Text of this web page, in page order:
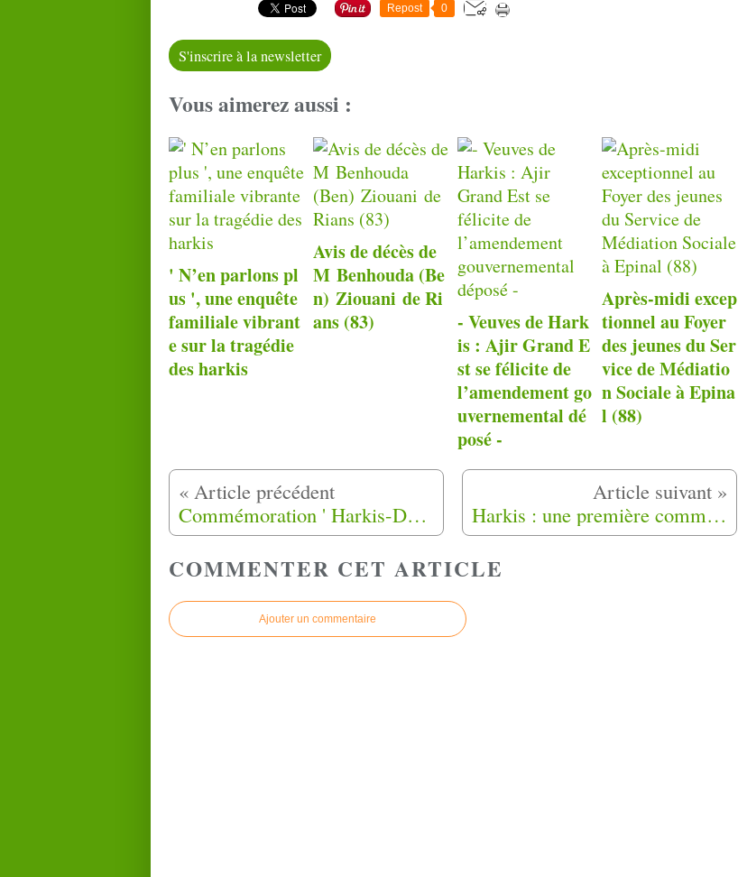
Repost 0
S'inscrire à la newsletter
Vous aimerez aussi :
' N’en parlons pl
us ', une enquête
familiale vibrant
e sur la tragédie
des harkis
Avis de décès de
M Benhouda (Be
n) Ziouani de Ri
ans (83)
- Veuves de Hark
is : Ajir Grand E
st se félicite de
l’amendement go
uvernemental dé
posé -
Après-midi excep
tionnel au Foyer
des jeunes du Ser
vice de Médiatio
n Sociale à Epina
l (88)
Commémoration ' Harkis-DBFM. du samedi 24 juin 2023 à Largentière (07) Harkis : une première commune *altiligérienne donnant droit à réparation
COMMENTER CET ARTICLE
Ajouter un commentaire